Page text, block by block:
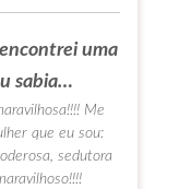
uma
sabia…
Me
que eu sou:
sedutora